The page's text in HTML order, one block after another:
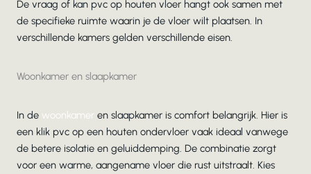
De vraag of kan pvc op houten vloer hangt ook samen met
de specifieke ruimte waarin je de vloer wilt plaatsen. In
verschillende kamers gelden verschillende eisen.
Woonkamer en slaapkamer
In de woonkamer en slaapkamer is comfort belangrijk. Hier is
een klik pvc op een houten ondervloer vaak ideaal vanwege
de betere isolatie en geluiddemping. De combinatie zorgt
voor een warme, aangename vloer die rust uitstraalt. Kies